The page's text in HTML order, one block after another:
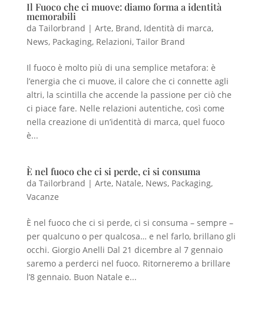
Il Fuoco che ci muove: diamo forma a identità
memorabili
da Tailorbrand | Arte, Brand, Identità di marca,
News, Packaging, Relazioni, Tailor Brand
Il fuoco è molto più di una semplice metafora: è
l’energia che ci muove, il calore che ci connette agli
altri, la scintilla che accende la passione per ciò che
ci piace fare. Nelle relazioni autentiche, così come
nella creazione di un’identità di marca, quel fuoco
è...
È nel fuoco che ci si perde, ci si consuma
da Tailorbrand | Arte, Natale, News, Packaging,
Vacanze
È nel fuoco che ci si perde, ci si consuma – sempre –
per qualcuno o per qualcosa… e nel farlo, brillano gli
occhi. Giorgio Anelli Dal 21 dicembre al 7 gennaio
saremo a perderci nel fuoco. Ritorneremo a brillare
l’8 gennaio. Buon Natale e...